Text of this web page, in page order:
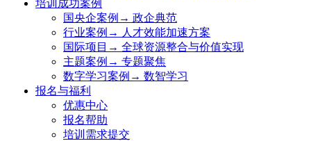
培训成功案例
国央企案例→ 政企典范
行业案例→ 人才效能加速方案
国际项目→ 全球资源整合与价值实现
主题案例→ 专题聚焦
数字学习案例→ 数智学习
报名与福利
优惠中心
报名帮助
培训需求提交